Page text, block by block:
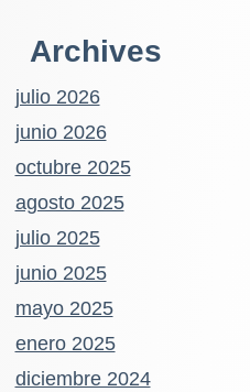
Archives
julio 2026
junio 2026
octubre 2025
agosto 2025
julio 2025
junio 2025
mayo 2025
enero 2025
diciembre 2024